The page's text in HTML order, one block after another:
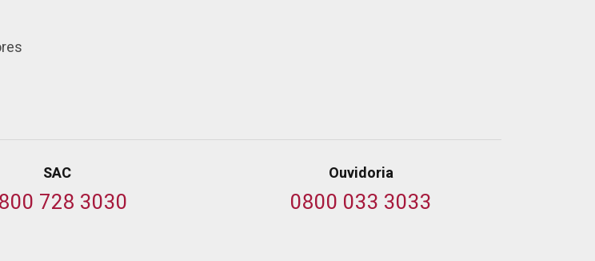
SAC
728 3030
Ouvidoria
0800 033 3033